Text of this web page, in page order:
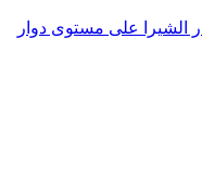
على مستوى دوار